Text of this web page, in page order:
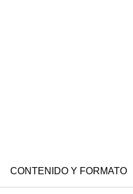
CONTENIDO Y FORMATO